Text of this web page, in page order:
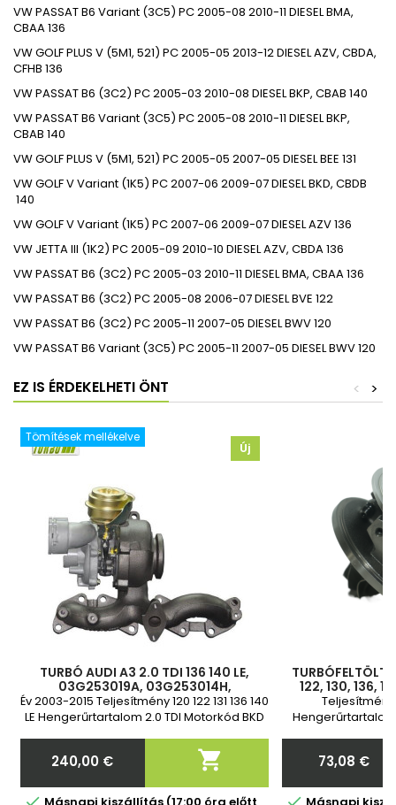
VWPASSAT B6 Variant (3C5) PC2005-08 2010-11 DIESELBMA,
CBAA136
VWGOLF PLUS V (5M1, 521) PC2005-05 2013-12DIESELAZV, CBDA,
CFHB 136
VWPASSAT B6 (3C2) PC2005-03 2010-08 DIESELBKP, CBAB 140
VWPASSAT B6 Variant (3C5) PC2005-08 2010-11 DIESELBKP,
CBAB 140
VWGOLF PLUS V (5M1, 521) PC2005-05 2007-05 DIESELBEE 131
VWGOLF V Variant (1K5) PC2007-06 2009-07DIESELBKD, CBDB
140
VWGOLF V Variant (1K5) PC2007-06 2009-07DIESELAZV136
VW JETTA III (1K2) PC2005-09 2010-10 DIESELAZV, CBDA136
VWPASSAT B6 (3C2) PC2005-03 2010-11 DIESELBMA, CBAA136
VWPASSAT B6 (3C2) PC2005-08 2006-07DIESELBVE 122
VWPASSAT B6 (3C2) PC2005-11 2007-05 DIESELBWV120
VWPASSAT B6 Variant (3C5) PC2005-11 2007-05 DIESELBWV120
EZ IS ÉRDEKELHETI ÖNT >
<
Tömítések mellékelve
Új
TURBÓ AUDI A3 2.0 TDI 136 140 LE,
03G253019A, 03G253014H,
03G253010J, 724930-4,
03G253019AX, 03G253014HX,
03G253010JX, 03G253010
Év 2003-2015 Teljesítmény 120 122 131 136 140
LE Hengerűrtartalom 2.0 TDI Motorkód BKD
Ár
240,00 € 
122, 130, 136,
716216,
Teljesítmény
Hengerűrtartalom
Ár
73,08 €